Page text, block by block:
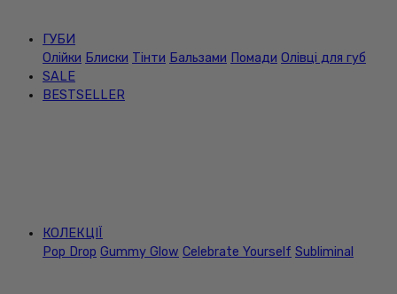
ГУБИ
Олійки Блиски Тінти Бальзами Помади Олівці для губ
SALE
BESTSELLER
КОЛЕКЦІЇ
Pop Drop Gummy Glow Celebrate Yourself Subliminal